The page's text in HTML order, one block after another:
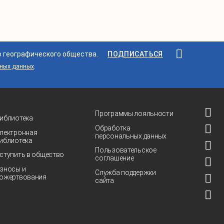
общества. ПОДПИСАТЬСЯ
данных.
в общество
и
Программы лояльности
Обработка
персональных данных
Пользовательское
соглашение
Служба поддержки
сайта